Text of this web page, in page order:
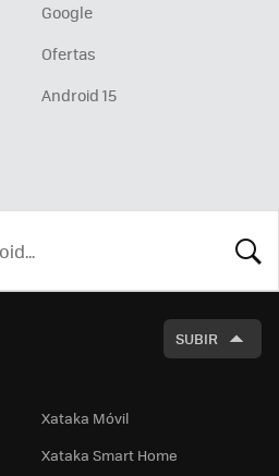
Google
Ofertas
Android 15
SUBIR
Xataka Móvil
Xataka Smart Home